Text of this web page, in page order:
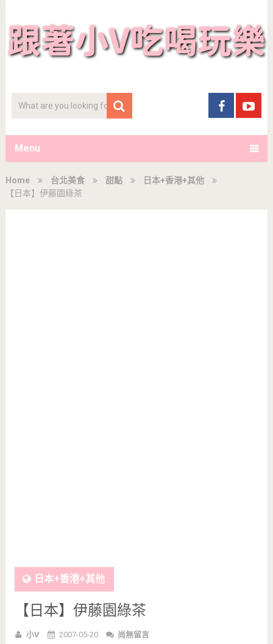
Menu
Home 台北美食 甜點
日本+香港+其他
【日本】伊藤園綠茶
日本+香港+其他
【日本】伊藤園綠茶
小V 2007-05-20 尚無留言